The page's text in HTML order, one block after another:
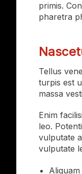
primis.
pharetra
Tellus
turpis est
massa
Enim
leo.
vulputate
vulputate